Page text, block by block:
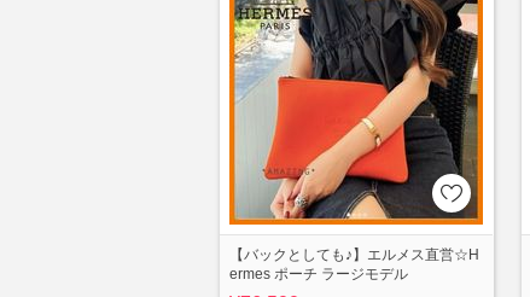
【バックとしても♪】エルメス直営☆H
ermes ポーチ ラージモデル